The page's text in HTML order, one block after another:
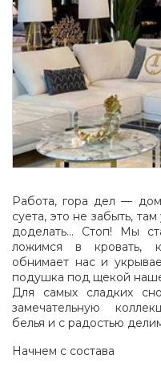
Работа, гора дел —
суета, это не забыть,
доделать... Стоп! Мы
ложимся в кровать,
обнимает нас и
подушка под щекой
Для самых сладких
замечательную
белья и с радостью
Начнем с состава